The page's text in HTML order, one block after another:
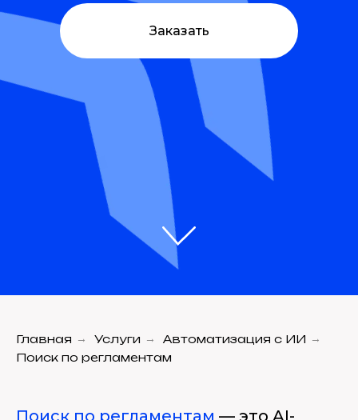
Заказать
Главная → Услуги → Автоматизация с ИИ →
Поиск по регламентам
Поиск по регламентам — это AI-